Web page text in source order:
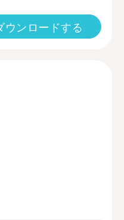
ウンロードする